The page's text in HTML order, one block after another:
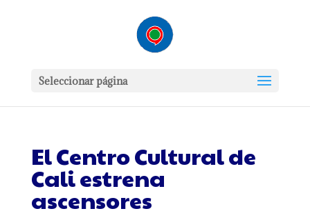
Seleccionar página
El Centro Cultural de
Cali estrena
ascensores